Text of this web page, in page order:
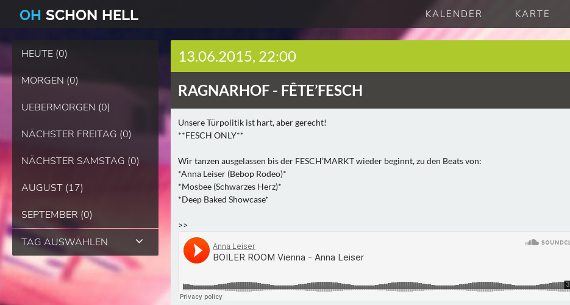
OH SCHON HELL KALENDER KARTE
HEUTE (0)
MORGEN (0)
UEBERMORGEN (0)
NÄCHSTER FREITAG (0)
NÄCHSTER SAMSTAG (0)
AUGUST (17)
SEPTEMBER (0)
TAG AUSWÄHLEN
13.06.2015, 22:00
RAGNARHOF - FÊTE’FESCH
Unsere Türpolitik ist hart, aber gerecht!
**FESCH ONLY**
Wir tanzen ausgelassen bis der FESCH’MARKT wieder beginnt, zu den Beats von:
*Anna Leiser (Bebop Rodeo)*
*Mosbee (Schwarzes Herz)*
*Deep Baked Showcase*
>>